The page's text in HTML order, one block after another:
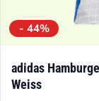
- 44%
adidas
Weiss